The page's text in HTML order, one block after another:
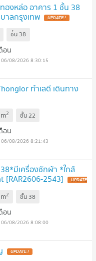
องหล่อ อาคาร 1 ชั้น 38
าลกรุงเทพ
ชั้น 38
อน
06/08/2026 8:30:15
ทำเลดี เดินทาง
m2 ชั้น22
อน
06/08/2026 8:21:43
มีเครื่องซักผ้า *ใกล้
[RAR2606-2543]
m2 ชั้น 38
อน
06/08/2026 8:08:00